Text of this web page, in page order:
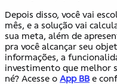
Depois disso, você vai
mês, e a solução vai
sua meta, além de
pra você alcançar seu
informações, a
investimento que melhor
né? Acesse o App BB e